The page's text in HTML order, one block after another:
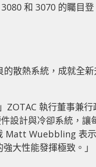
和 3070 的矚目登
的散熱系統，成就全
ZOTAC 執行董事兼行
設計與冷卻系統，讓
Matt Wuebbling 表
大性能發揮極致。」